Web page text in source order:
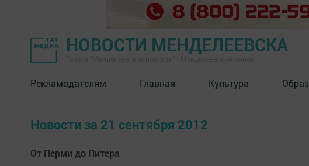
НОВОСТИ МЕНДЕЛЕЕВСКА
Рекламодателям Главная Культура
Новости за 21 сентября 2012
От Перми до Питера